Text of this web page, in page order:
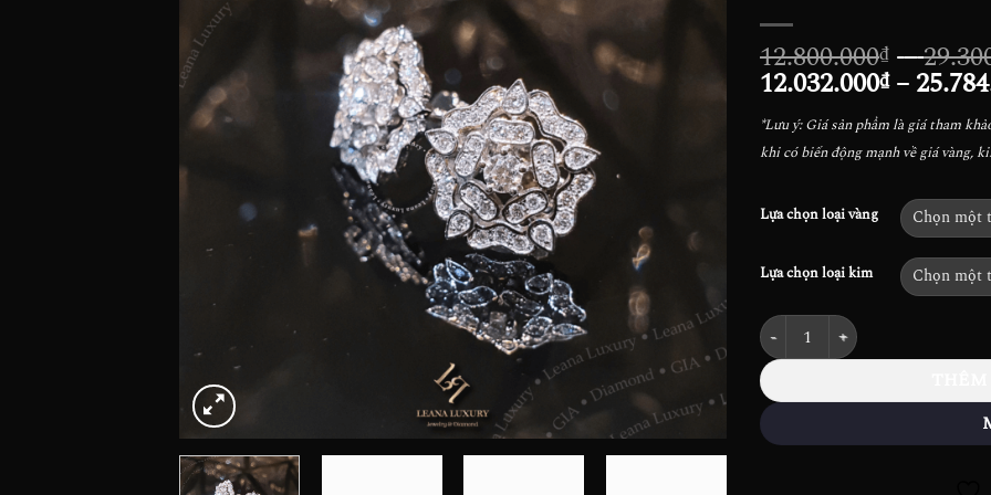
12.800.000₫ –
12.032.000₫ –
*Lưu ý: Giá sản phẩm là giá tham
khi có biến động mạnh về giá vàng,
Lựa chọn loại vàng
Lựa chọn loại kim
Khuyên tai Kim cương Starry